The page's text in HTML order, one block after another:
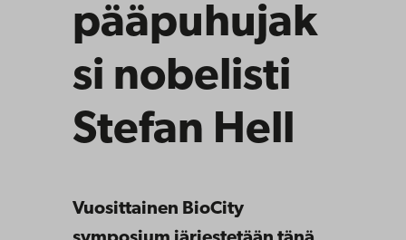
pääpuhujak
si nobelisti
Stefan Hell
Vuosittainen BioCity